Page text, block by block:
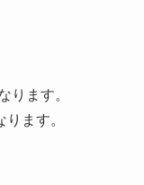
ります。
ます。